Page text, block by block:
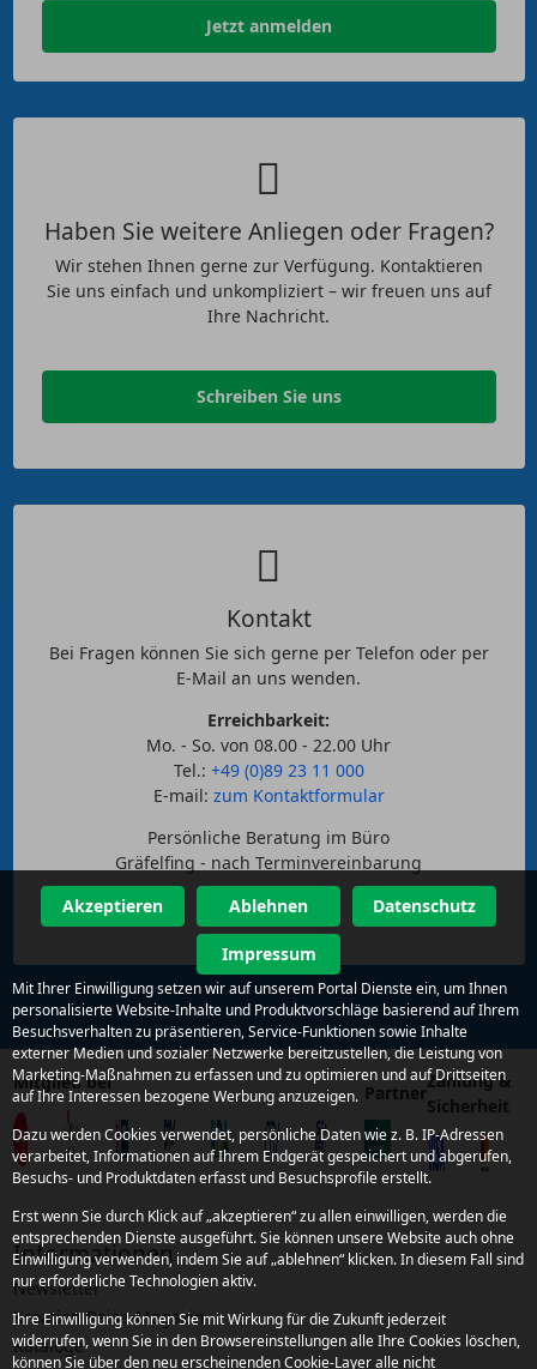
Jetzt anmelden
Haben Sie weitere Anliegen oder Fragen?
Wir stehen Ihnen gerne zur Verfügung. Kontaktieren
Sie uns einfach und unkompliziert – wir freuen uns auf
Ihre Nachricht.
Schreiben Sie uns
Kontakt
Bei Fragen können Sie sich gerne per Telefon oder per
E-Mail an uns wenden.
Erreichbarkeit:
Mo. - So. von 08.00 - 22.00 Uhr
Tel.: +49 (0)89 23 11 000
E-mail: zum Kontaktformular
Persönliche Beratung im Büro
Gräfelfing - nach Terminvereinbarung
Mitglied bei Partner
Zahlung &
Sicherheit
Informationen
Newsletter
Kroatien Reise-Magazin
Kataloge
Akzeptieren Ablehnen Datenschutz
Impressum
Mit Ihrer Einwilligung setzen wir auf unserem Portal Dienste ein, um Ihnen
personalisierte Website-Inhalte und Produktvorschläge basierend auf Ihrem
Besuchsverhalten zu präsentieren, Service-Funktionen sowie Inhalte
externer Medien und sozialer Netzwerke bereitzustellen, die Leistung von
Marketing-Maßnahmen zu erfassen und zu optimieren und auf Drittseiten
auf Ihre Interessen bezogene Werbung anzuzeigen.
Dazu werden Cookies verwendet, persönliche Daten wie z. B. IP-Adressen
verarbeitet, Informationen auf Ihrem Endgerät gespeichert und abgerufen,
Besuchs- und Produktdaten erfasst und Besuchsprofile erstellt.
Erst wenn Sie durch Klick auf „akzeptieren“ zu allen einwilligen, werden die
entsprechenden Dienste ausgeführt. Sie können unsere Website auch ohne
Einwilligung verwenden, indem Sie auf „ablehnen“ klicken. In diesem Fall sind
nur erforderliche Technologien aktiv.
Ihre Einwilligung können Sie mit Wirkung für die Zukunft jederzeit
widerrufen, wenn Sie in den Browsereinstellungen alle Ihre Cookies löschen,
können Sie über den neu erscheinenden Cookie-Layer alle nicht